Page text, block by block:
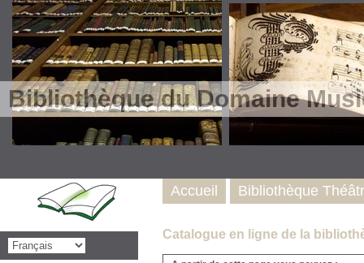
Bibliothèque du Domaine
Catalogue en ligne de la
Accueil Bibliothèque